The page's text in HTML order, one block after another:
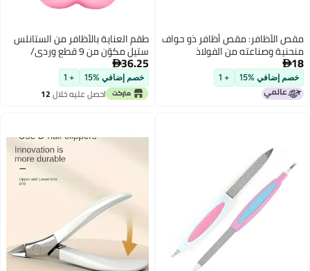
طقم العناية بالأظافر من الستانلس
ستيل مكوّن من 9 قطع وردي/
شفاف
36.25
خصم إضافي %15 + 1